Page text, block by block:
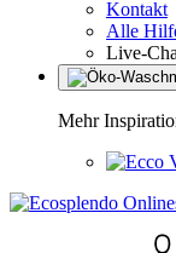
Kontakt
Alle
Live-
Mehr